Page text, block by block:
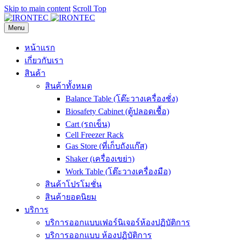
Skip to main content Scroll Top
Menu
หน้าแรก
เกี่ยวกับเรา
สินค้า
สินค้าทั้งหมด
Balance Table (โต๊ะวางเครื่องชั่ง)
Biosafety Cabinet (ตู้ปลอดเชื้อ)
Cart (รถเข็น)
Cell Freezer Rack
Gas Store (ที่เก็บถังแก๊ส)
Shaker (เครื่องเขย่า)
Work Table (โต๊ะวางเครื่องมือ)
สินค้าโปรโมชั่น
สินค้ายอดนิยม
บริการ
บริการออกแบบเฟอร์นิเจอร์ห้องปฏิบัติการ
บริการออกแบบ ห้องปฏิบัติการ